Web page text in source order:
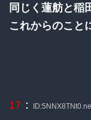
同じく蓮舫と稲
これからのこと
17 ：